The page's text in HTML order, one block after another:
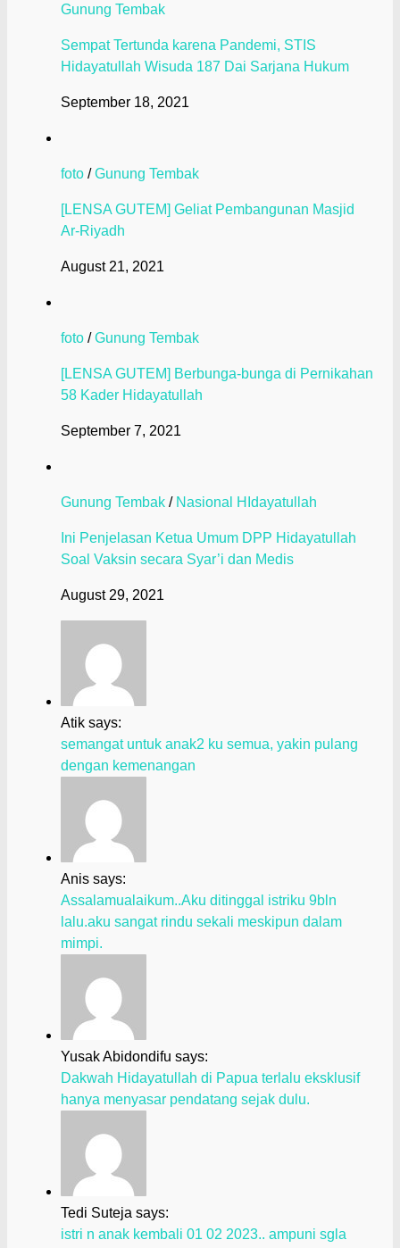
Gunung Tembak
Sempat Tertunda karena Pandemi, STIS
Hidayatullah Wisuda 187 Dai Sarjana Hukum
September 18, 2021
foto /Gunung Tembak
[LENSA GUTEM] Geliat Pembangunan Masjid
Ar-Riyadh
August 21, 2021
foto /Gunung Tembak
[LENSA GUTEM] Berbunga-bunga di Pernikahan
58 Kader Hidayatullah
September 7, 2021
Gunung Tembak / Nasional HIdayatullah
Ini Penjelasan Ketua Umum DPP Hidayatullah
Soal Vaksin secara Syar’i dan Medis
August 29, 2021
Atik says:
semangat untuk anak2 ku semua, yakin pulang
dengan kemenangan
Anis says:
Assalamualaikum..Aku ditinggal istriku 9bln
lalu.aku sangat rindu sekali meskipun dalam
mimpi.
Yusak Abidondifu says:
Dakwah Hidayatullah di Papua terlalu eksklusif
hanya menyasar pendatang sejak dulu.
Tedi Suteja says:
istri n anak kembali 01 02 2023.. ampuni sgla